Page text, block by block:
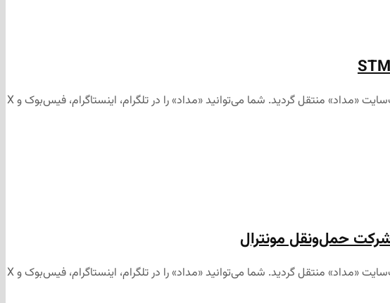
این مطلب برای رسانه‌های اجتماعی «مداد» تهیه و ابتدا در کانال تلگرامی «مداد» به آدرس منتشر شد و سپس جهت آرشیو به وب‌سایت «مداد» منتقل گردید. شما می‌توانید «مداد» را در تلگرام، اینستاگرام، فیس‌بوک و X
این مطلب برای رسانه‌های اجتماعی «مداد» تهیه و ابتدا در کانال تلگرامی «مداد» به آدرس منتشر شد و سپس جهت آرشیو به وب‌سایت «مداد» منتقل گردید. شما می‌توانید «مداد» را در تلگرام، اینستاگرام، فیس‌بوک و X